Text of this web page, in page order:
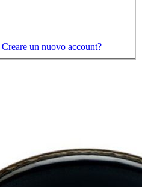
Creare un nuovo account?